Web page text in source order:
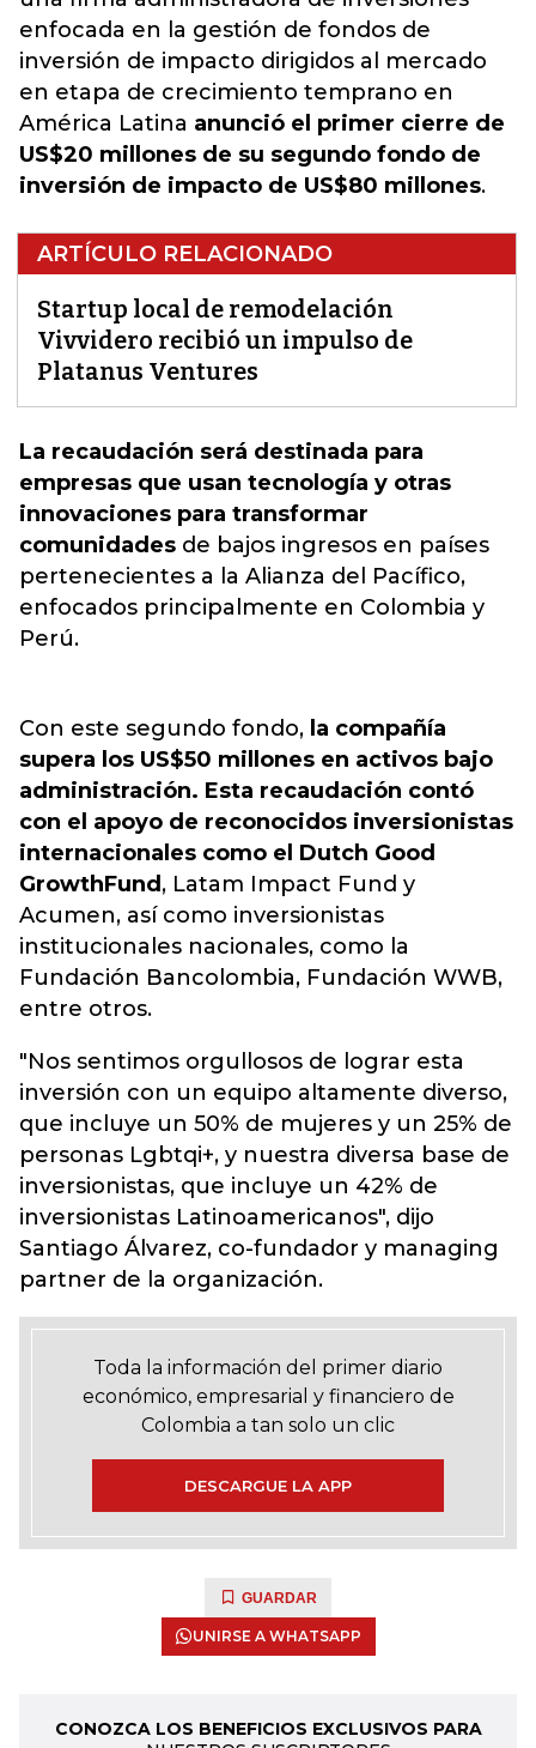
enfocada en la gestión de fondos de
inversión de impacto dirigidos al mercado
en etapa de crecimiento temprano en
América Latina anunció el primer cierre de
US$20 millones de su segundo fondo de
inversión de impacto de US$80 millones.
ARTÍCULO RELACIONADO
Startup local de remodelación
Vivvidero recibió un impulso de
Platanus Ventures
La recaudación será destinada para
empresas que usan tecnología y otras
innovaciones para transformar
comunidades de bajos ingresos en países
pertenecientes a la Alianza del Pacífico,
enfocados principalmente en Colombia y
Perú.
Con este segundo fondo, la compañía
supera los US$50 millones en activos bajo
administración. Esta recaudación contó
con el apoyo de reconocidos inversionistas
internacionales como el Dutch Good
GrowthFund , Latam Impact Fund y
Acumen, así como inversionistas
institucionales nacionales, como la
Fundación Bancolombia, Fundación WWB,
entre otros.
"Nos sentimos orgullosos de lograr esta
inversión con un equipo altamente diverso,
que incluye un 50% de mujeres y un 25% de
personas Lgbtqi+, y nuestra diversa base de
inversionistas, que incluye un 42% de
inversionistas Latinoamericanos", dijo
Santiago Álvarez, co-fundador y managing
partner de la organización.
Toda la información del primer diario
económico, empresarial y financiero de
Colombia a tan solo un clic
DESCARGUE LA APP
GUARDAR
UNIRSE A WHATSAPP
CONOZCA LOS BENEFICIOS EXCLUSIVOS PARA